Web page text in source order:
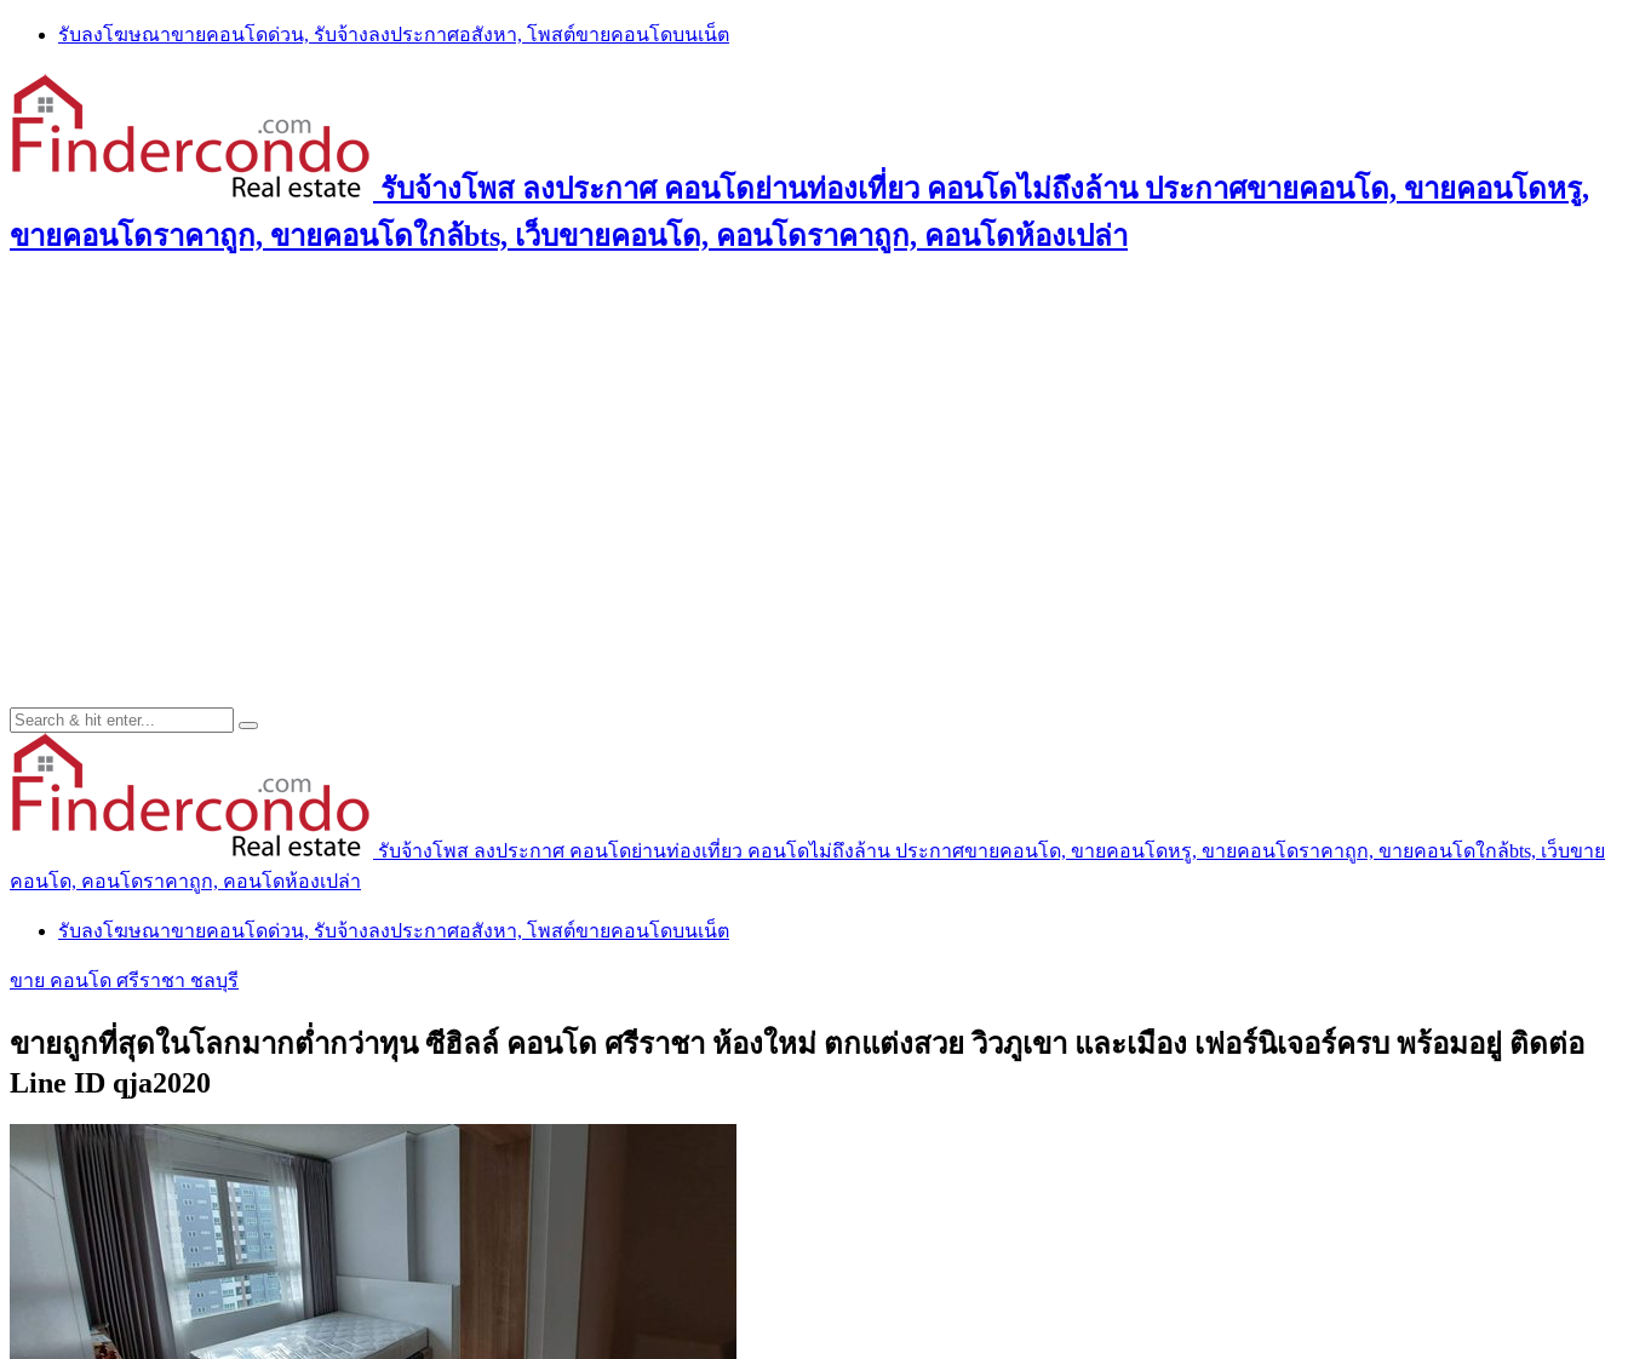
Skip
content
รับลงโฆษณาขายคอนโดด่วน, รับจ้างลงประกาศอสังหา, โพสต์ขายคอนโดบนเน็ต
รับจ้างโพส ลงประกาศ คอนโดย่านท่องเที่ยว คอนโดไม่ถึงล้าน ประกาศขายคอนโด, ขายคอนโดหรู,
ขายคอนโดราคาถูก, ขายคอนโดใกล้bts, เว็บขายคอนโด, คอนโดราคาถูก, คอนโดห้องเปล่า
รับจ้างโพส ลงประกาศ คอนโดย่านท่องเที่ยว คอนโดไม่ถึงล้าน ประกาศขายคอนโด, ขายคอนโดหรู, ขายคอนโดราคาถูก, ขายคอนโดใกล้bts, เว็บขาย
คอนโด, คอนโดราคาถูก, คอนโดห้องเปล่า
รับลงโฆษณาขายคอนโดด่วน, รับจ้างลงประกาศอสังหา, โพสต์ขายคอนโดบนเน็ต
ขาย คอนโด ศรีราชา ชลบุรี
ขายถูกที่สุดในโลกมากต่ำกว่าทุน ซีฮิลล์ คอนโด ศรีราชา ห้องใหม่ ตกแต่งสวย วิวภูเขา และเมือง เฟอร์นิเจอร์ครบ พร้อมอยู่ ติดต่อ
Line ID qja2020